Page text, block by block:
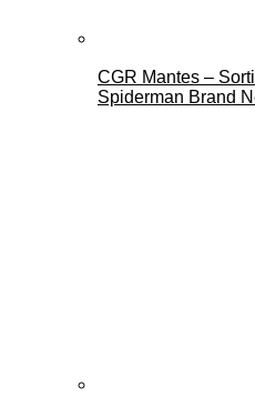
CGR Mantes –
Spiderman Brand